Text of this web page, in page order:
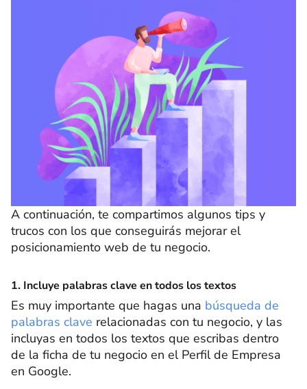
A continuación, te compartimos algunos tips y
trucos con los que conseguirás mejorar el
posicionamiento web de tu negocio.
1. Incluye palabras clave en todos los textos
Es muy importante que hagas una búsqueda de
palabras clave relacionadas con tu negocio, y las
incluyas en todos los textos que escribas dentro
de la ficha de tu negocio en el Perfil de Empresa
en Google.